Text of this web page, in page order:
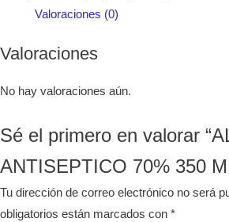
Valoraciones (0)
Valoraciones
No hay valoraciones aún.
Sé el primero en valorar
ANTISEPTICO 70% 350
Tu dirección de correo electrónico no será
obligatorios están marcados con *